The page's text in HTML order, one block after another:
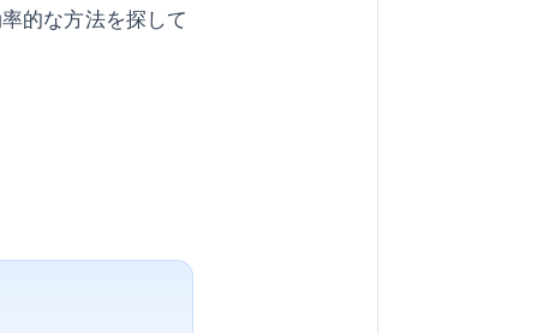
的な方法を探して